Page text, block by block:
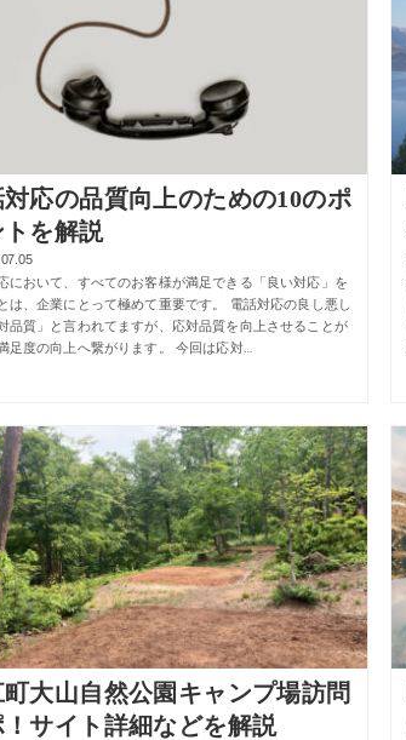
対応の品質向上のための10のポ
トを解説
において、すべてのお客様が満足できる「良い対応」を
は、企業にとって極めて重要です。 電話対応の良し悪し
品質」と言われてますが、応対品質を向上させることが
足度の向上へ繋がります。 今回は応対…
大山自然公園キャンプ場訪問
！サイト詳細などを解説